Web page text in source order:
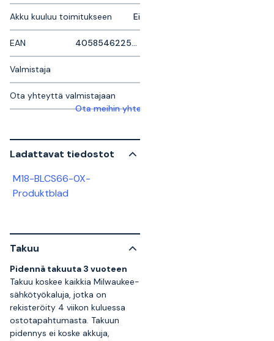
Akku kuuluu toimitukseen Ei
EAN
Valmistaja
Ota yhteyttä valmistajaan
Ota meihin yhteyttä saadaksesi lisätietoja
Ladattavat tiedostot
M18-BLCS66-0X-
Produktblad
Takuu
Pidennä takuuta 3 vuoteen
Takuu koskee kaikkia Milwaukee-
sähkötyökaluja, jotka on
rekisteröity 4 viikon kuluessa
ostotapahtumasta. Takuun
pidennys ei koske akkuja,